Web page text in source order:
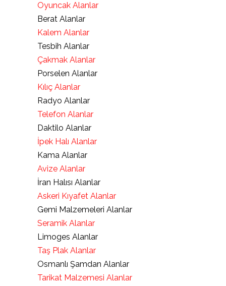
Oyuncak Alanlar
Berat Alanlar
Kalem Alanlar
Tesbih Alanlar
Çakmak Alanlar
Porselen Alanlar
Kılıç Alanlar
Radyo Alanlar
Telefon Alanlar
Daktilo Alanlar
İpek Halı Alanlar
Kama Alanlar
Avize Alanlar
İran Halısı Alanlar
Askeri Kıyafet Alanlar
Gemi Malzemeleri Alanlar
Seramik Alanlar
Limoges Alanlar
Taş Plak Alanlar
Osmanlı Şamdan Alanlar
Tarikat Malzemesi Alanlar